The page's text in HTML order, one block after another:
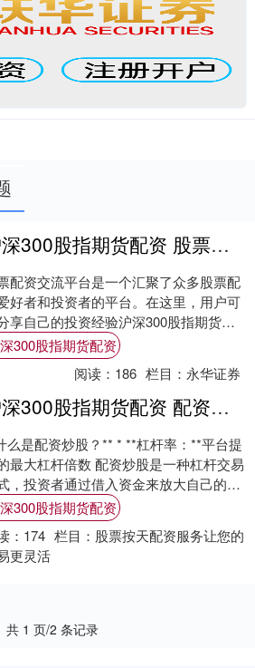
沪深300股指期货配资 股票配资交流平台：分享经验，共赢投资
配资交流平台是一个汇聚了众多股票配
好者和投资者的平台。在这里，用户可
享自己的投资经验沪深300股指期货配
交流配资技巧，共同探讨投资策略。 学
....
300股指期货配资
阅读： 186 栏目： 永华证券
沪深300股指期货配资 配资炒股新手入门：从零到精通的快速指南
么是配资炒股？** * **杠杆率：**平台提
最大杠杆倍数 配资炒股是一种杠杆交易
，投资者通过借入资金来放大自己的交
模。例如，如果投资者有10....
300股指期货配资
： 174 栏目： 股票按天配资服务让您的
更灵活
共 1 页/2 条记录